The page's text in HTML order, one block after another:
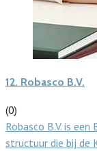
12. Robasco B.V.
(0)
Robasco B.V. is
structuur die bij de